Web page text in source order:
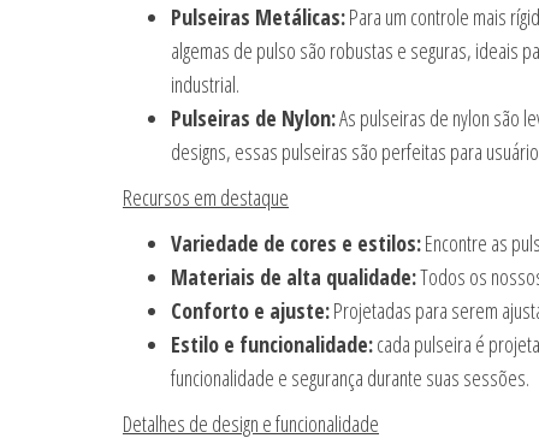
Pulseiras Metálicas:Para um controle mais
algemas de pulso são robustas e seguras, ideais
industrial.
Pulseiras de Nylon:As pulseiras de nylon são
designs, essas pulseiras são perfeitas para
Recursos em destaque
Variedade de cores e estilos:Encontre as
Materiais de alta qualidade:Todos os
Conforto e ajuste:Projetadas para serem
Estilo e funcionalidade:cada pulseira é
funcionalidade e segurança durante suas sessões.
Detalhes de design e funcionalidade